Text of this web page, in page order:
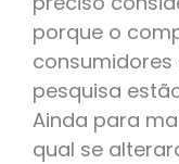
porque o
consumidores
pesquisa
Ainda para
qual se